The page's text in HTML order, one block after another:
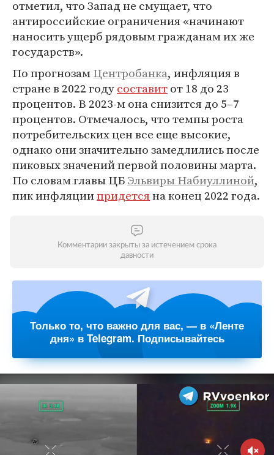
отметил, что Запад не смущает, что
антироссийские ограничения «начинают
наносить ущерб рядовым гражданам их же
государств».
По прогнозамЦентробанка, инфляция в
стране в 2022 годусоставитот 18 до 23
процентов. В 2023-м она снизится до 5–7
процентов. Отмечалось, что темпы роста
потребительских цен все еще высокие,
однако они значительно замедлились после
пиковых значений первой половины марта.
По словам главы ЦБЭльвиры Набиуллиной,
пик инфляциипридетсяна конец 2022 года.
Комментарии закрыты за истечением срока
давности
Только то, что важно для вас, — в «Ленте
дня» в Telegram. Подписывайтесь